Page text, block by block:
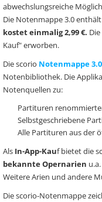
abwechslungsreiche
Die Notenmappe 3.0 enthält
kostet einmalig 2,99 €.
Kauf" erworben.
Die scorio Notenmappe 3.0
Notenbibliothek. Die
Notenquellen zu:
Partituren
Selbstgeschriebene
Alle Partituren aus der
Als In-App-Kauf bietet die
bekannte Opernarien
Weitere Arien und andere
Die scorio-Notenmappe